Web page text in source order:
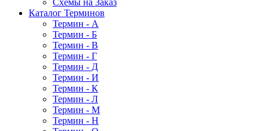
Схемы на Заказ
Каталог Терминов
Термин - А
Термин - Б
Термин - В
Термин - Г
Термин - Д
Термин - И
Термин - К
Термин - Л
Термин - М
Термин - Н